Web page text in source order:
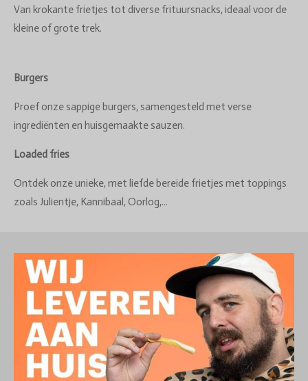
Van krokante frietjes tot diverse frituursnacks, ideaal voor de
kleine of grote trek.
Burgers
Proef onze sappige burgers, samengesteld met verse
ingrediënten en huisgemaakte sauzen.
Loaded fries
Ontdek onze unieke, met liefde bereide frietjes met toppings
zoals Julientje, Kannibaal, Oorlog,...